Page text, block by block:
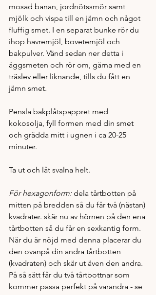
mosad banan, jordnötssmör samt
mjölk och vispa till en jämn och något
fluffig smet. I en separat bunke rör du
ihop havremjöl, bovetemjöl och
bakpulver. Vänd sedan ner detta i
äggsmeten och rör om, gärna med en
träslev eller liknande, tills du fått en
jämn smet.
Pensla bakplåtspappret med
kokosolja, fyll formen med din smet
och grädda mitt i ugnen i ca 20-25
minuter.
Ta ut och låt svalna helt.
För hexagonform: dela tårtbotten på
mitten på bredden så du får två (nästan)
kvadrater. skär nu av hörnen på den ena
tårtbotten så du får en sexkantig form.
När du är nöjd med denna placerar du
den ovanpå din andra tårtbotten
(kvadraten) och skär ut även den andra.
På så sätt får du två tårtbottnar som
kommer passa perfekt på varandra - se